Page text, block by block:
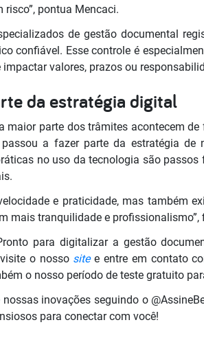
pontua Mencaci.
de gestão documental
confiável. Esse controle é
valores, prazos ou
da estratégia digital
maior parte dos trâmites acontecem
a fazer parte da estratégia de
no uso da tecnologia são
e praticidade, mas também
mais tranquilidade e profissionalismo”,
para digitalizar a gestão
o nosso sitee entre em contato
o nosso período de teste gratuito
inovações seguindo o
para conectar com você!